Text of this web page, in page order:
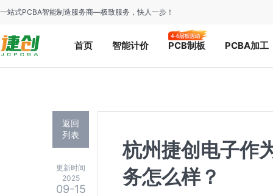
一站式PCBA智能制造服务商—极致服务，快人一步！
首页 智能计价 PCB制板 PCBA加工
返回
列表
更新时间
2025
09-15
杭州捷创电子作
务怎么样？